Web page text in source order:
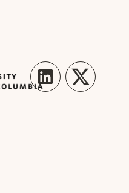
LinkedIn Twitter